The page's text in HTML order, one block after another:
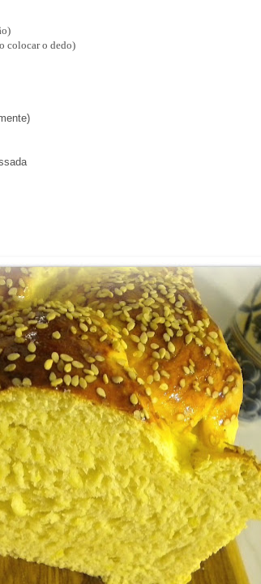
colocar o dedo)